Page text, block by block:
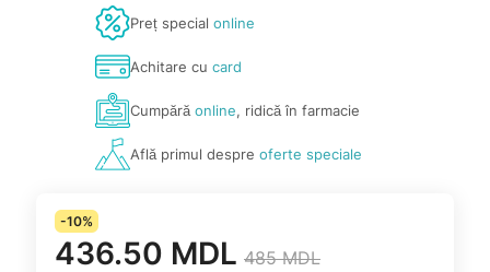
Preț special online
Achitare cu card
Cumpărăonline, ridică în farmacie
Află primul despre oferte speciale
-10%
436.50 MDL 485 MDL